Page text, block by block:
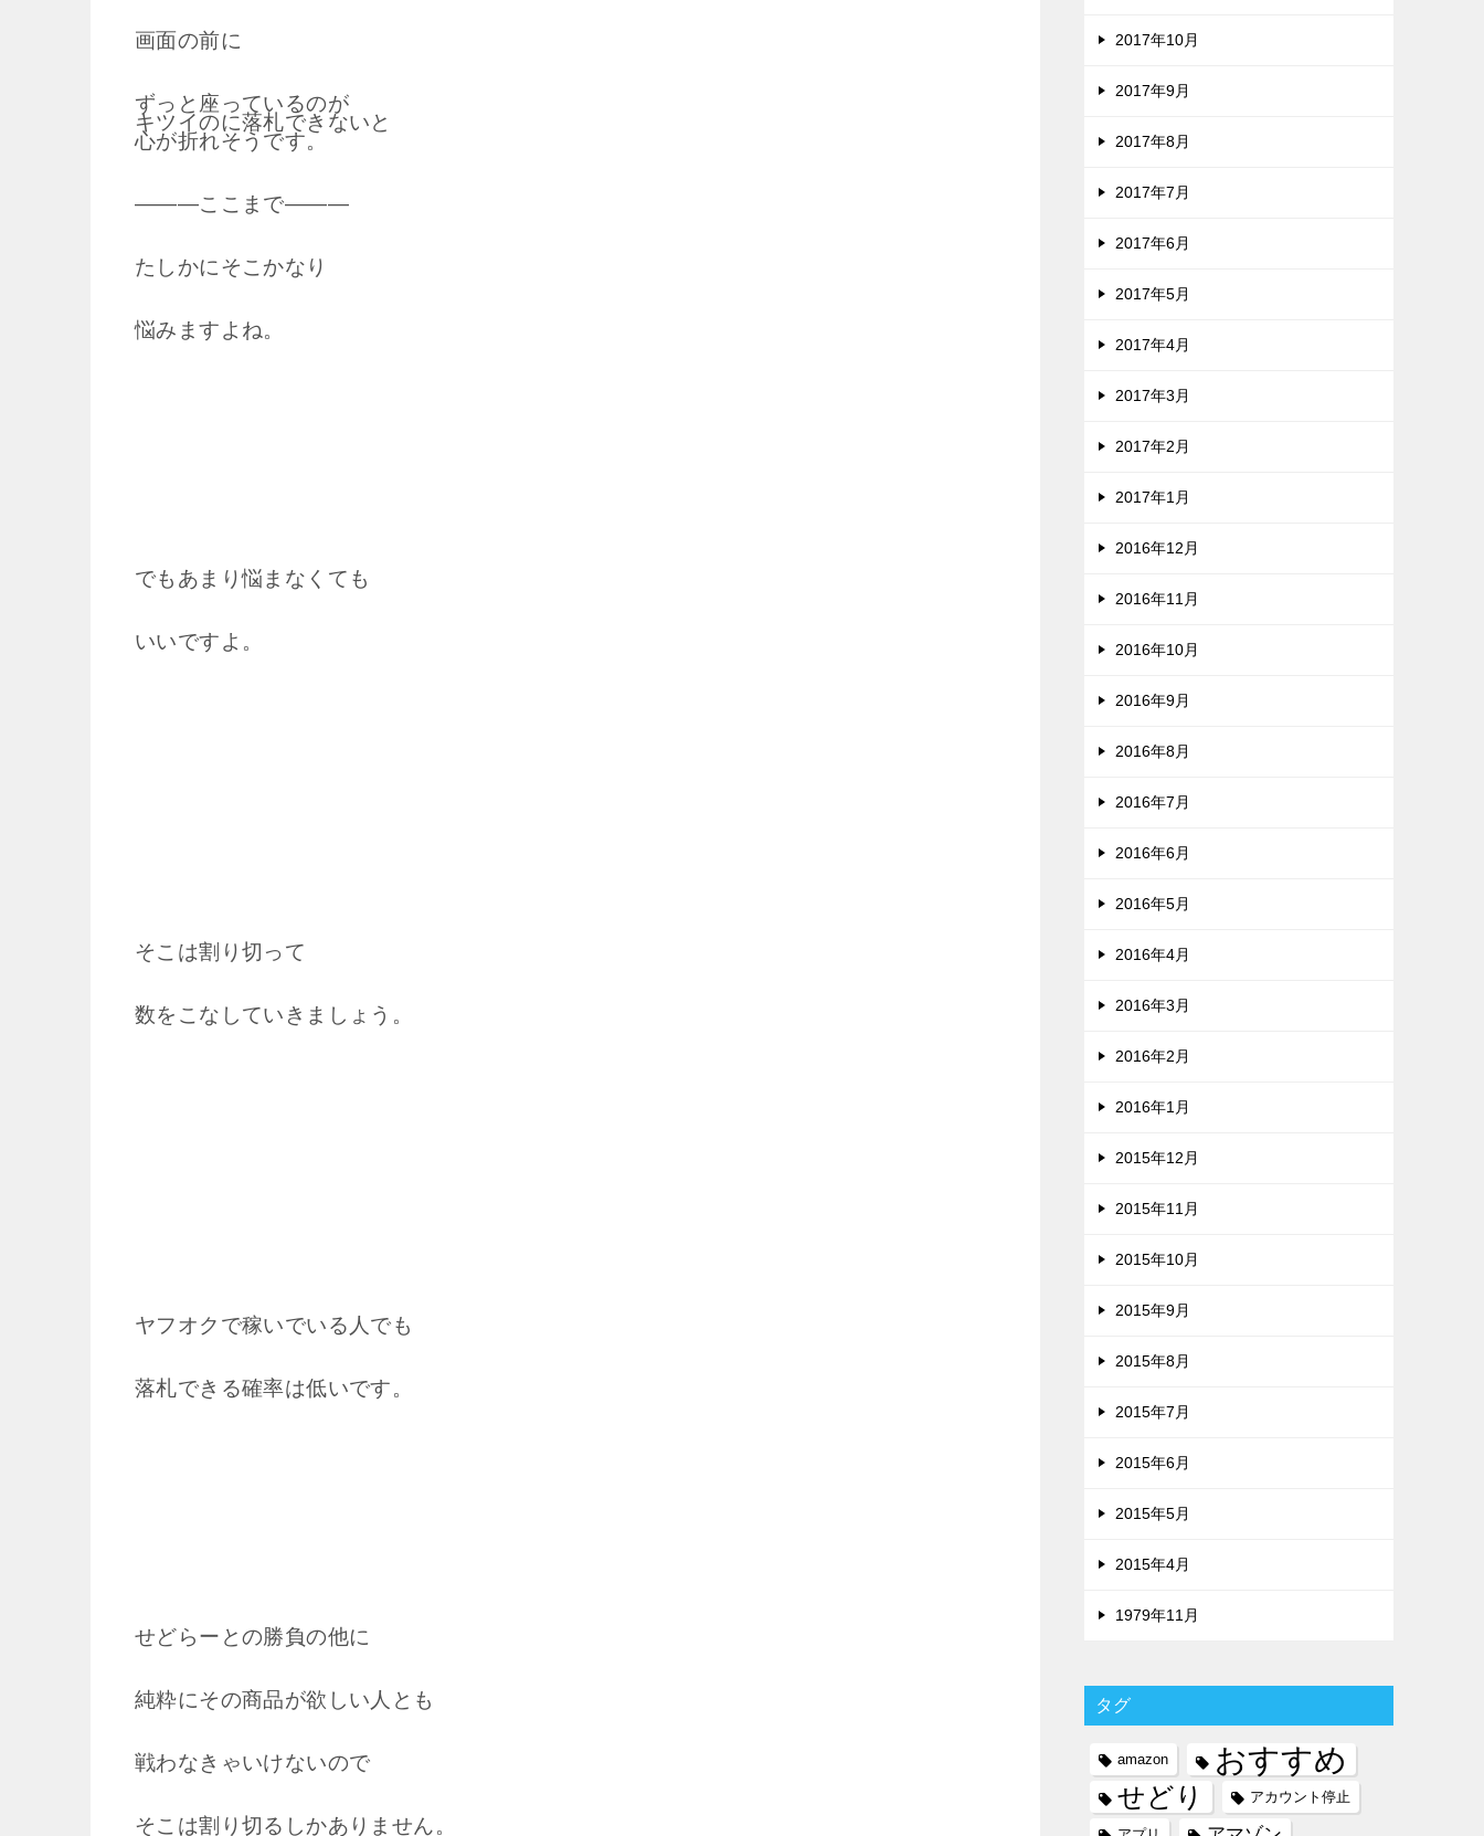
画面の前に
ずっと座っているのが
キツイのに落札できないと
心が折れそうです。
―――ここまで―――
たしかにそこかなり
悩みますよね。
でもあまり悩まなくても
いいですよ。
そこは割り切って
数をこなしていきましょう。
ヤフオクで稼いでいる人でも
落札できる確率は低いです。
せどらーとの勝負の他に
純粋にその商品が欲しい人とも
戦わなきゃいけないので
そこは割り切るしかありません。
2017年10月
2017年9月
2017年8月
2017年7月
2017年6月
2017年5月
2017年4月
2017年3月
2017年2月
2017年1月
2016年12月
2016年11月
2016年10月
2016年9月
2016年8月
2016年7月
2016年6月
2016年5月
2016年4月
2016年3月
2016年2月
2016年1月
2015年12月
2015年11月
2015年10月
2015年9月
2015年8月
2015年7月
2015年6月
2015年5月
2015年4月
1979年11月
タグ
amazon おすすめ
せどり アカウント停止